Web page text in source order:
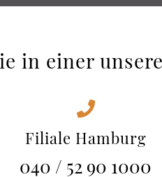
in einer
Filiale Hamburg
040 / 52 90 1000